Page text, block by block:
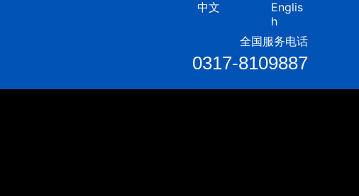
中文
Englis
h
全国服务电话
0317-8109887